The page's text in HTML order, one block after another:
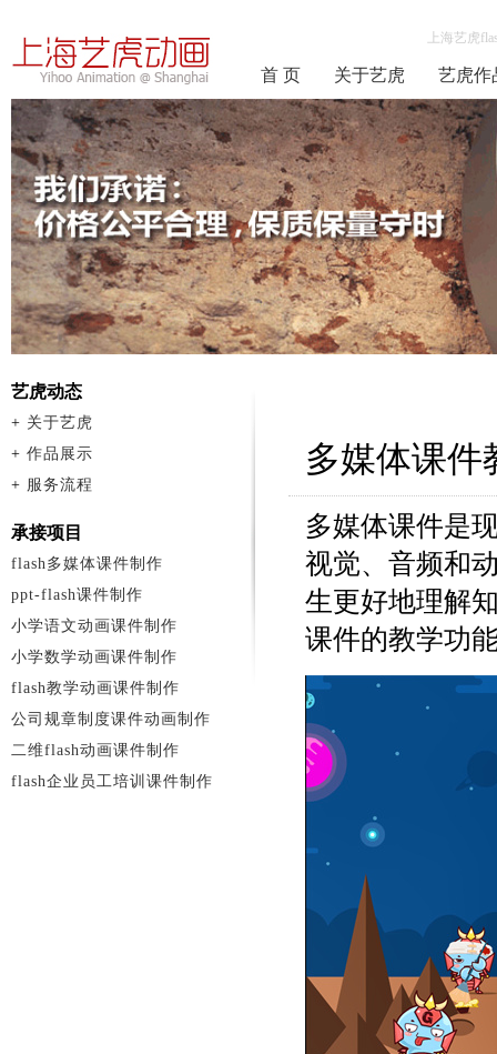
上海艺虎
首 页 关于艺虎 艺虎作
多媒体课件
多媒体课件是
视觉、音频和
生更好地理解
课件的教学功
艺虎动态
+ 关于艺虎
+ 作品展示
+ 服务流程
承接项目
flash多媒体课件制作
ppt-flash课件制作
小学语文动画课件制作
小学数学动画课件制作
flash教学动画课件制作
公司规章制度课件动画制作
二维flash动画课件制作
flash企业员工培训课件制作